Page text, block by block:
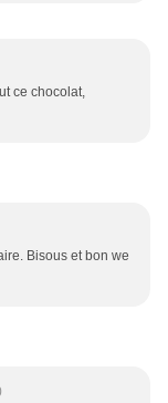
ce chocolat,
Bisous et bon we